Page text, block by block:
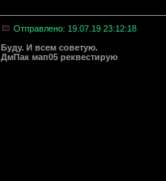
Отправлено: 19.07.19 23:12:18
Буду. И всем советую.
ДмПак мап05 реквестирую